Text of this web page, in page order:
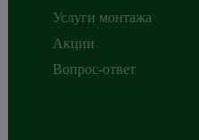
Услуги монтажа
Акции
Вопрос-ответ